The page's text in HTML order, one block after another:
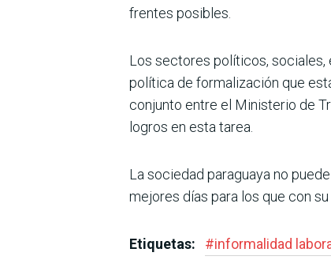
frentes posibles.
Los sectores políticos, sociales,
política de formalización que
conjunto entre el Ministerio de
logros en esta tarea.
La sociedad paraguaya no
mejores días para los que con
Etiquetas: #informalidad